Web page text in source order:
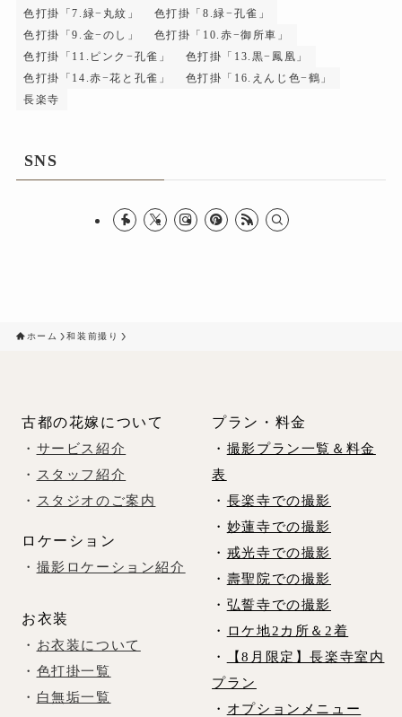
色打掛「7.緑−丸紋」
色打掛「8.緑−孔雀」
色打掛「9.金−のし」
色打掛「10.赤−御所車」
色打掛「11.ピンク−孔雀」
色打掛「13.黒−鳳凰」
色打掛「14.赤−花と孔雀」
色打掛「16.えんじ色−鶴」
長楽寺
SNS
ホーム 和装前撮り
古都の花嫁について
・ サービス紹介
・
スタッフ紹介
・
スタジオのご案内
ロケーション
・ 撮影ロケーション紹介
お衣装
・ お衣装について
・ 色打掛一覧
・ 白無垢一覧
プラン・料金
・ 撮影プラン一覧＆料金
表
・ 長楽寺での撮影
・ 妙蓮寺での撮影
・ 戒光寺での撮影
・ 壽聖院での撮影
・ 弘誓寺での撮影
・
ロケ地2カ所＆2着
・
【8月限定】長楽寺室内
プラン
・ オプションメニュー